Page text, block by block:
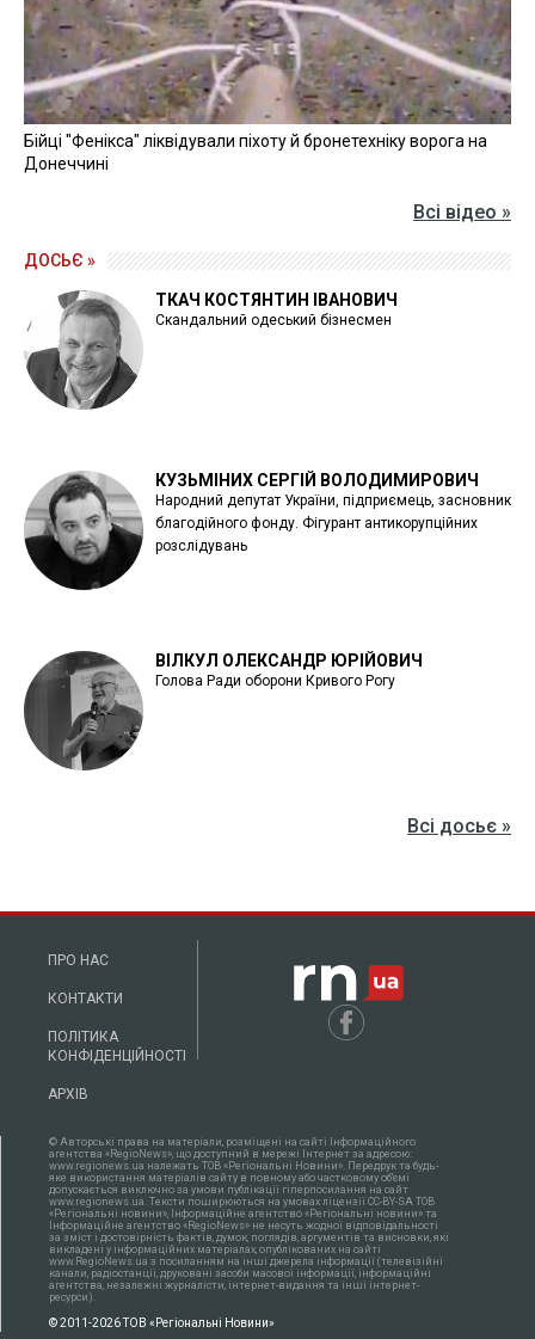
Бійці "Фенікса" ліквідували піхоту й бронетехніку ворога на
Донеччині
Всі відео »
ДОСЬЄ »
ТКАЧ КОСТЯНТИН ІВАНОВИЧ
Скандальний одеський бізнесмен
КУЗЬМІНИХ СЕРГІЙ ВОЛОДИМИРОВИЧ
Народний депутат України, підприємець, засновник
благодійного фонду. Фігурант антикорупційних
розслідувань
ВІЛКУЛ ОЛЕКСАНДР ЮРІЙОВИЧ
Голова Ради оборони Кривого Рогу
Всі досьє »
ПРО НАС
КОНТАКТИ
ПОЛІТИКА
КОНФІДЕНЦІЙНОСТІ
АРХІВ
© Авторські права на матеріали, розміщені на сайті Інформаційного
агентства «RegioNews», що доступний в мережі Інтернет за адресою:
www.regionews.ua належать ТОВ «Регіональні Новини». Передрук та будь-
яке використання матеріалів сайту в повному або частковому об'ємі
допускається виключно за умови публікації гіперпосилання на сайт
www.regionews.ua. Тексти поширюються нa умовах ліцензії CC-BY-SA ТОВ
«Регіональні новини», Інформаційне агентство «Регіональні новини» та
Інформаційне агентство «RegioNews» не несуть жодної відповідальності
за зміст і достовірність фактів, думок, поглядів, аргументів та висновки, які
викладені у інформаційних матеріалах, опублікованих на сайті
www.RegioNews.ua з посиланням на інші джерела інформації (телевізійні
канали, радіостанції, друковані засоби масової інформації, інформаційні
агентства, незалежні журналісти, інтернет-видання та інші інтернет-
ресурси).
© 2011-2026 ТОВ «Регіональні Новини»